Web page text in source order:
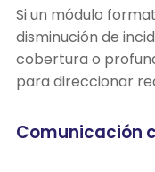
Si un módulo
disminución de
cobertura o
para direccionar
Comunicación